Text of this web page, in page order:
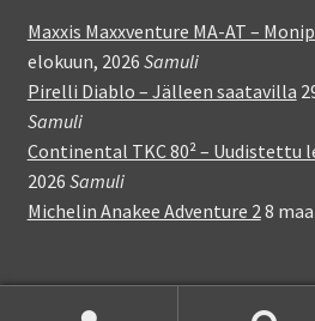
Maxxis Maxxventure MA-AT –
elokuun, 2026 Samuli
Pirelli Diablo – Jälleen saatavilla
Samuli
Continental TKC 80² – Uudistettu
2026 Samuli
Michelin Anakee Adventure 2 8